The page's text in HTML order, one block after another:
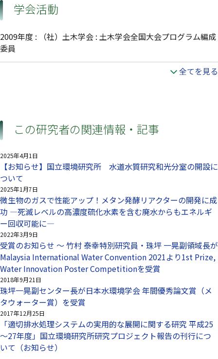
学会活動
2009年度 : （社）土木学会 : 土木学会全国大会プログラム編成
委員
全てを見る
この研究者の関連情報・記事
2025年4月1日
【お知らせ】国立環境研究所 水道水質研究和光分室の開設に
ついて
2025年1月7日
微生物のガスで性能アップ！メタン発酵リアクターの開発に成
功 —死滅レベルの高濃度硫化水素を含む廃水からもエネルギ
ー回収可能に—
2022年3月9日
受賞のお知らせ ～ 竹村 泰幸特別研究員・珠坪 一晃副領域長が
Malaysia International Water Convention 2021より1st Prize,
Water Innovation Poster Competitionを受賞
2018年9月21日
珠坪一晃副センター長が日本水環境学会 年間優秀論文賞（メ
タウォーター賞）を受賞
2017年12月25日
「適切排水処理システムの実用的な展開に関する研究 平成25
～27年度」国立環境研究所研究プロジェクト報告の刊行につ
いて（お知らせ）